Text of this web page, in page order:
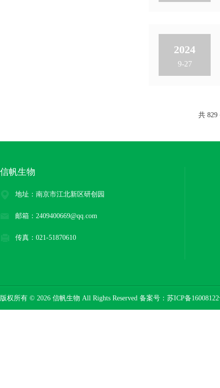
2024
9-27
共
信帆生物
地址：南京市江北新区研创园
邮箱：2409400669@qq.com
传真：021-51870610
版权所有 © 2026 信帆生物 All Rights Reserved 备案号： 苏ICP备